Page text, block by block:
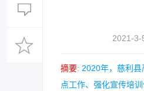
2021-3-
摘要: 2020年，慈利
点工作、强化宣传培